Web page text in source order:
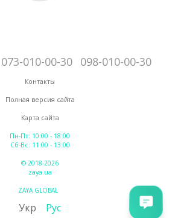
073-010-00-30 098-010-00-30
Контакты
Полная версия сайта
Карта сайта
Пн-Пт: 10:00 - 18:00
Сб-Вс: 11:00 - 13:00
© 2018-2026
zaya.ua
ZAYA GLOBAL
Укр Рус